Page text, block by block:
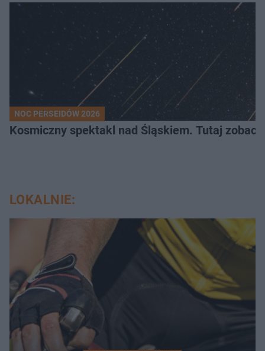
NOC PERSEIDÓW 2026
Kosmiczny spektakl nad Śląskiem. Tutaj
LOKALNIE: